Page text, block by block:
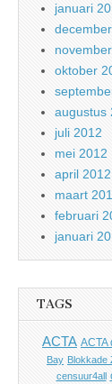
januari
oktober
augustus
juli 2012
mei 2012
april 2012
maart
februari
januari
TAGS
ACTA ACTA
Bay Blokkade
censuur4all